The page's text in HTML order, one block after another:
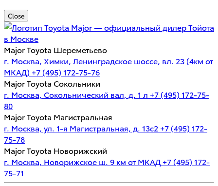
Close
Major — официальный дилер Тойота
в Москве
Major Toyota Шереметьево
г. Москва, Химки, Ленинградское шоссе, вл. 23 (4км от
МКАД) +7 (495) 172-75-76
Major Toyota Сокольники
г. Москва, Сокольнический вал, д. 1 л +7 (495) 172-75-
80
Major Toyota Магистральная
г. Москва, ул. 1-я Магистральная, д. 13с2 +7 (495) 172-
75-78
Major Toyota Новорижский
г. Москва, Новорижское ш. 9 км от МКАД +7 (495) 172-
75-71